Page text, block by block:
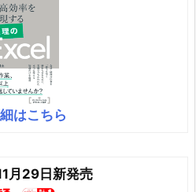
はこちら
月29日新発売